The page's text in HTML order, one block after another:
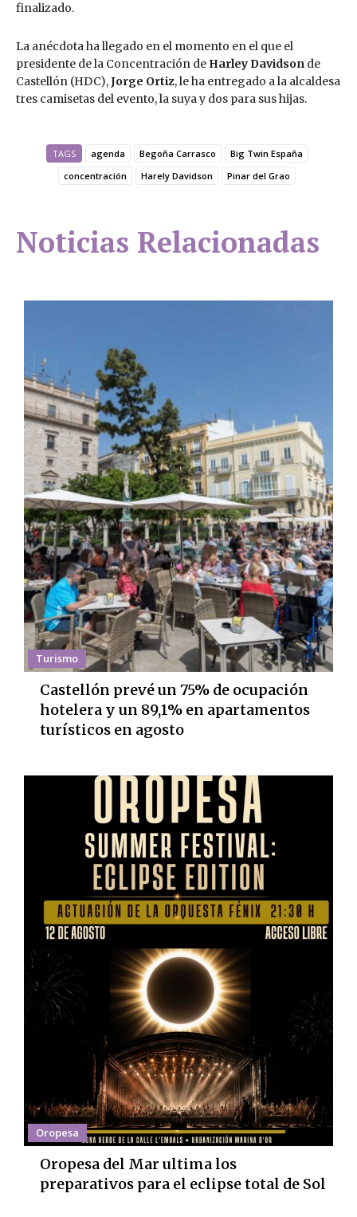
finalizado.
La anécdota ha llegado en el momento en el que el
presidente de la Concentración de Harley Davidson de
Castellón (HDC),Jorge Ortiz, le ha entregado a la alcaldesa
tres camisetas del evento, la suya y dos para sus hijas.
TAGS agenda Begoña Carrasco
Big Twin España
concentración
Harely Davidson Pinar del Grao
Noticias Relacionadas
Turismo
Castellón prevé un 75% de ocupación
hotelera y un 89,1% en apartamentos
turísticos en agosto
Oropesa
Oropesa del Mar ultima los
preparativos para el eclipse total de Sol